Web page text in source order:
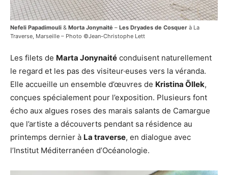
Nefeli Papadimouli & Morta Jonynaitė – Les Dryades de Cosquer à La
Traverse, Marseille – Photo ©Jean-Christophe Lett
Les filets de Marta Jonynaité conduisent naturellement
le regard et les pas des visiteur·euses vers la véranda.
Elle accueille un ensemble d’œuvres de Kristina Õllek,
conçues spécialement pour l’exposition. Plusieurs font
écho aux algues roses des marais salants de Camargue
que l’artiste a découverts pendant sa résidence au
printemps dernier à La traverse, en dialogue avec
l’Institut Méditerranéen d’Océanologie.